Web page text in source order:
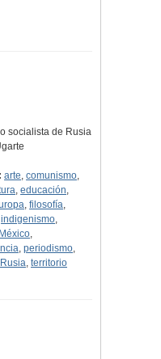
socialista de Rusia
arte,comunismo,
,educación,
,filosofía,
indigenismo,
México,
, periodismo,
Rusia, territorio